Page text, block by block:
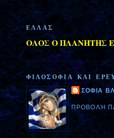
ΕΛΛΑΣ
ΟΛΟΣ Ο ΠΛΑΝΗΤΗΣ
ΦΙΛΟΣΟΦΙΑ ΚΑΙ
ΣΟΦΙΑ
ΠΡΟΒΟΛΉ